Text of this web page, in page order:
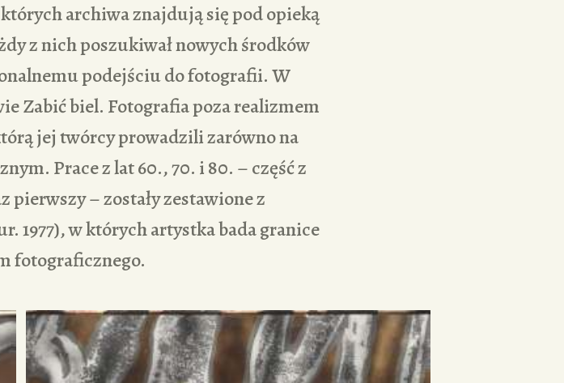
archiwa znajdują się pod opieką
z nich poszukiwał nowych środków
podejściu do fotografii. W
Zabić biel. Fotografia poza realizmem
jej twórcy prowadzili zarówno na
Prace z lat 60., 70. i 80. – część z
– zostały zestawione z
1977), w których artystka bada granice
fotograficznego.